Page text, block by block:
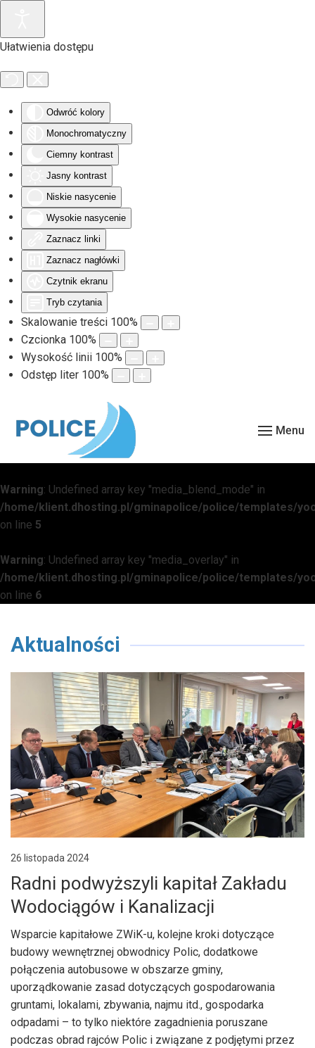
Ułatwienia dostępu
Odwróć kolory
Monochromatyczny
Ciemny kontrast
Jasny kontrast
Niskie nasycenie
Wysokie nasycenie
Zaznacz linki
Zaznacz nagłówki
Czytnik ekranu
Tryb czytania
Skalowanie treści 100%
Czcionka 100%
Wysokość linii 100%
Odstęp liter 100%
Przejdź do głównej treści
Menu
Warning: Undefined array key "media_blend_mode" in
/home/klient.dhosting.pl/gminapolice/police/templates/
on line 5
Warning: Undefined array key "media_overlay" in
/home/klient.dhosting.pl/gminapolice/police/templates/
on line 6
/home/klient.dhosting.pl/gminapolice/police/templates/
: Undefined array key "link" in
/home/klient.dhosting.pl/gminapolice/police/templates/
on line9
Warning: Undefined array key "content_expand" in
/home/klient.dhosting.pl/gminapolice/police/templates/
on line107
Aktualności
26 listopada 2024
Radni podwyższyli kapitał Zakładu
Wodociągów i Kanalizacji
Wsparcie kapitałowe ZWiK-u, kolejne kroki dotyczące
budowy wewnętrznej obwodnicy Polic, dodatkowe
połączenia autobusowe w obszarze gminy,
uporządkowanie zasad dotyczących gospodarowania
gruntami, lokalami, zbywania, najmu itd., gospodarka
odpadami – to tylko niektóre zagadnienia poruszane
podczas obrad rajców Polic i związane z podjętymi przez